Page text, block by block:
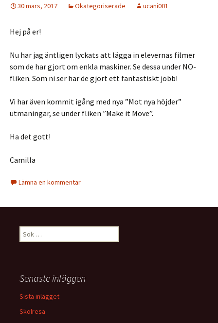
30 mars, 2017 Okategoriserade ucani001
Hej på er!
Nu har jag äntligen lyckats att lägga in elevernas filmer
som de har gjort om enkla maskiner. Se dessa under NO-
fliken. Som ni ser har de gjort ett fantastiskt jobb!
Vi har även kommit igång med nya ”Mot nya höjder”
utmaningar, se under fliken ”Make it Move”.
Ha det gott!
Camilla
Lämna en kommentar
Sök
efter:
Senaste inläggen
Sista inlägget
Skolresa